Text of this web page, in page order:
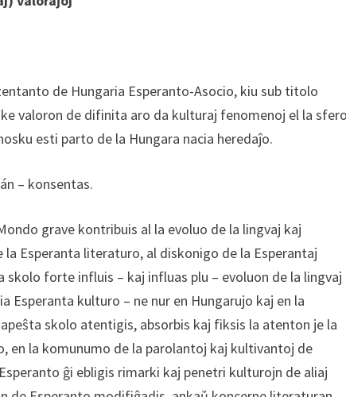
de Hungaria Esperanto-Asocio, kiu sub titolo
valoron de difinita aro da kulturaj fenomenoj el la
esti parto de la Hungara nacia heredaĵo.
– konsentas.
grave kontribuis al la evoluo de la lingvaj kaj
Esperanta literaturo, al diskonigo de la Esperantaj
forte influis – kaj influas plu – evoluon de la lingvaj
kulturo – ne nur en Hungarujo kaj en la
skolo atentigis, absorbis kaj fiksis la atenton je la
en la komunumo de la parolantoj kaj kultivantoj de
ĝi ebligis rimarki kaj penetri kulturojn de aliaj